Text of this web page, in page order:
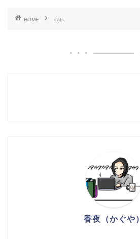
HOME cats
香夜（かぐや）